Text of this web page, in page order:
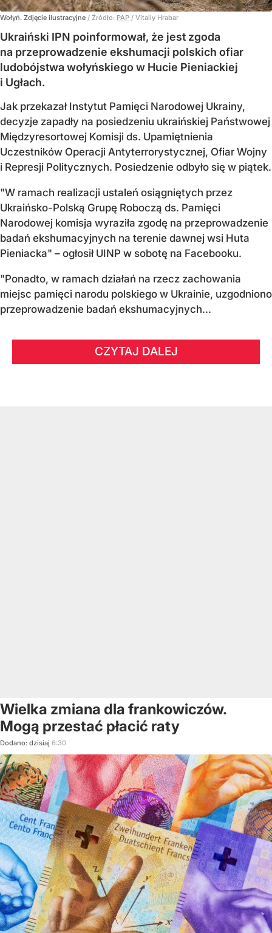
Wołyń. Zdjęcie ilustracyjne / Źródło: PAP / Vitaliy Hrabar
Ukraiński IPN poinformował, że jest zgoda
na przeprowadzenie ekshumacji polskich ofiar
ludobójstwa wołyńskiego w Hucie Pieniackiej
i Ugłach.
Jak przekazał Instytut Pamięci Narodowej Ukrainy,
decyzje zapadły na posiedzeniu ukraińskiej Państwowej
Międzyresortowej Komisji ds. Upamiętnienia
Uczestników Operacji Antyterrorystycznej, Ofiar Wojny
i Represji Politycznych. Posiedzenie odbyło się w piątek.
"W ramach realizacji ustaleń osiągniętych przez
Ukraińsko-Polską Grupę Roboczą ds. Pamięci
Narodowej komisja wyraziła zgodę na przeprowadzenie
badań ekshumacyjnych na terenie dawnej wsi Huta
Pieniacka" – ogłosił UINP w sobotę na Facebooku.
"Ponadto, w ramach działań na rzecz zachowania
miejsc pamięci narodu polskiego w Ukrainie, uzgodniono
przeprowadzenie badań ekshumacyjnych...
CZYTAJ DALEJ
Wielka zmiana dla frankowiczów.
Mogą przestać płacić raty
Dodano: dzisiaj 6:30